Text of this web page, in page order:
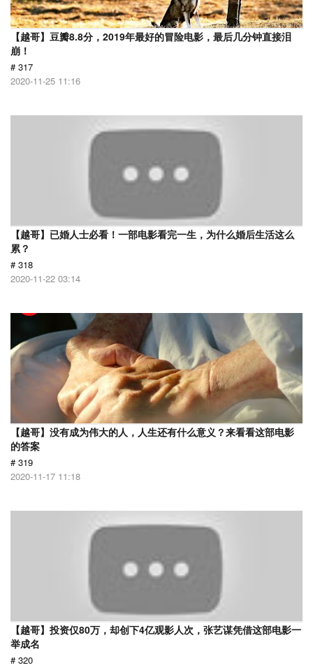
【越哥】豆瓣8.8分，2019年最好的冒险电影，最后几分钟直接泪
崩！
# 317
2020-11-25 11:16
【越哥】已婚人士必看！一部电影看完一生，为什么婚后生活这么
累？
# 318
2020-11-22 03:14
【越哥】没有成为伟大的人，人生还有什么意义？来看看这部电影
的答案
# 319
2020-11-17 11:18
【越哥】投资仅80万，却创下4亿观影人次，张艺谋凭借这部电影一
举成名
# 320